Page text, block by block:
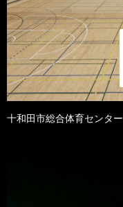
十和田市総合体育センター